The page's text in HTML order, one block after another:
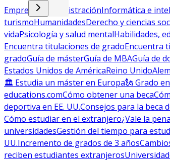
Empresa y administraciónInformática e
turismoHumanidadesDerecho y ciencias
vidaPsicología y salud mentalHabilidades,
Encuentra titulaciones de gradoEncuentra
gradoGuía de másterGuía de MBAGuía de
Estados Unidos de AméricaReino Unido
🏛 Estudia un máster en Europa🗽 Grado en
educations.comCómo obtener una beca
deportiva en EE. UU.Consejos para la beca
Cómo estudiar en el extranjero¿Vale la
universidadesGestión del tiempo para
UU.Incremento de grados de 3 años
reciben estudiantes extranjeros